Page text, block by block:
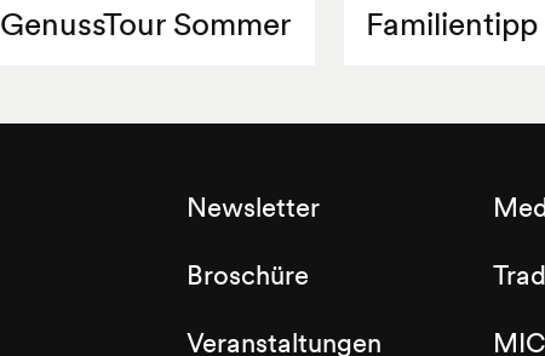
GenussTour Sommer Familientipp
Newsletter
Broschüre
Veranstaltungen